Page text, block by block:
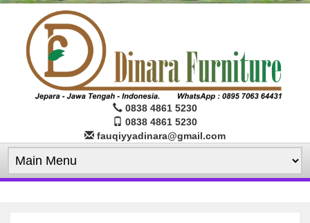
0838 4861 5230
0838 4861 5230
fauqiyyadinara@gmail.com